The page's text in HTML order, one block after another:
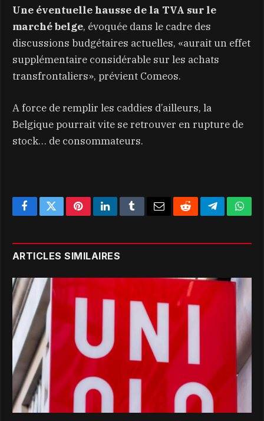
Une éventuelle hausse de la TVA sur le
marché belge, évoquée dans le cadre des
discussions budgétaires actuelles, «aurait un effet
supplémentaire considérable sur les achats
transfrontaliers», prévient Comeos.
A force de remplir les caddies d’ailleurs, la
Belgique pourrait vite se retrouver en rupture de
stock… de consommateurs.
FacebookTwitterPinterestLinkedInTumblr EmailRedditTelegram
ARTICLES SIMILAIRES